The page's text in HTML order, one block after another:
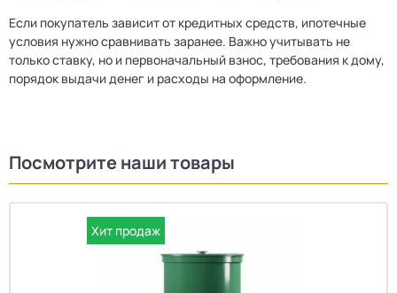
Если покупатель зависит от кредитных средств, ипотечные
условия нужно сравнивать заранее. Важно учитывать не
только ставку, но и первоначальный взнос, требования к дому,
порядок выдачи денег и расходы на оформление.
Посмотрите наши товары
Хит продаж